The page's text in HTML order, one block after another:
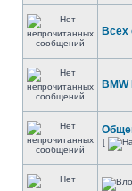
Всех
[